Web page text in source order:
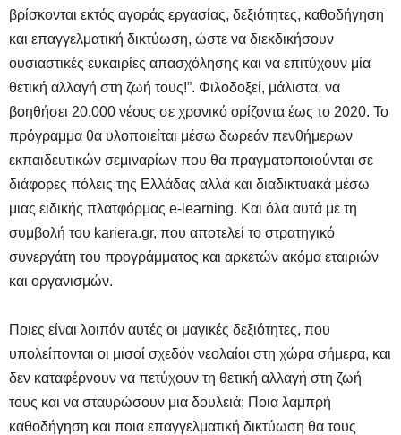
βρίσκονται εκτός αγοράς εργασίας, δεξιότητες, καθοδήγηση
και επαγγελματική δικτύωση, ώστε να διεκδικήσουν
ουσιαστικές ευκαιρίες απασχόλησης και να επιτύχουν μία
θετική αλλαγή στη ζωή τους!”. Φιλοδοξεί, μάλιστα, να
βοηθήσει 20.000 νέους σε χρονικό ορίζοντα έως το 2020. Το
πρόγραμμα θα υλοποιείται μέσω δωρεάν πενθήμερων
εκπαιδευτικών σεμιναρίων που θα πραγματοποιούνται σε
διάφορες πόλεις της Ελλάδας αλλά και διαδικτυακά μέσω
μιας ειδικής πλατφόρμας e-learning. Και όλα αυτά με τη
συμβολή του kariera.gr, που αποτελεί το στρατηγικό
συνεργάτη του προγράμματος και αρκετών ακόμα εταιριών
και οργανισμών.
Ποιες είναι λοιπόν αυτές οι μαγικές δεξιότητες, που
υπολείπονται οι μισοί σχεδόν νεολαίοι στη χώρα σήμερα, και
δεν καταφέρνουν να πετύχουν τη θετική αλλαγή στη ζωή
τους και να σταυρώσουν μια δουλειά; Ποια λαμπρή
καθοδήγηση και ποια επαγγελματική δικτύωση θα τους